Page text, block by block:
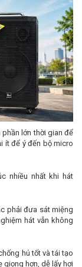
lớn thời gian để
ít để ý đến bộ micro
nhiều nhất khi hát
phải đưa sát miệng
hát vẫn không
hú tốt và tái tạo
giọng hơn, dễ lấy hơi